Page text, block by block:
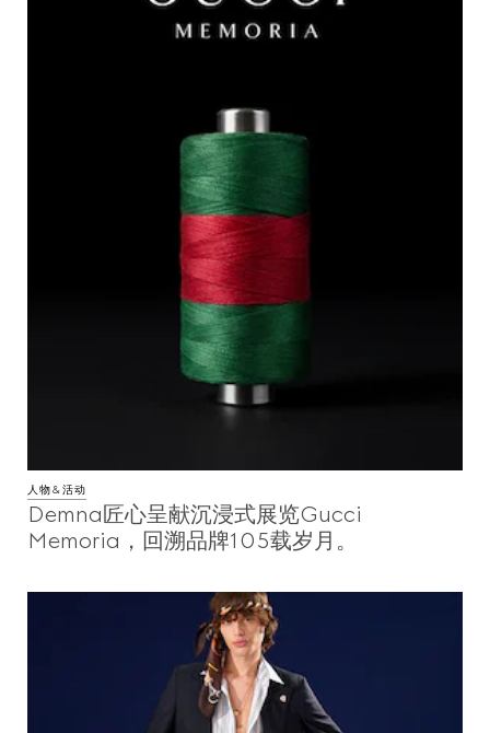
人物&活动
Demna匠心呈献沉浸式展览Gucci
Memoria，回溯品牌105载岁月。